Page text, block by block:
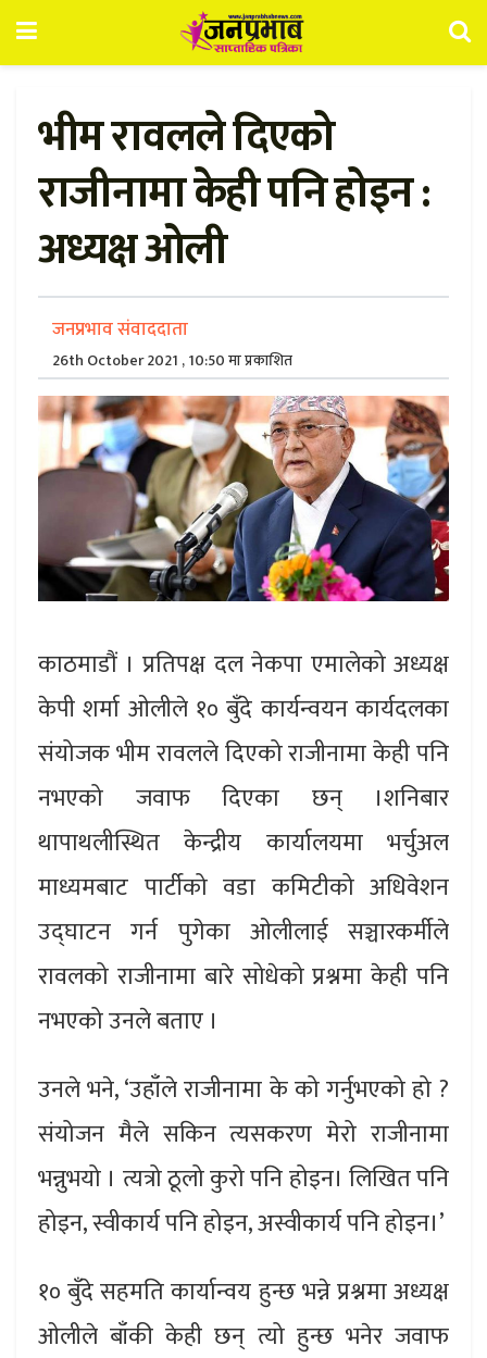
भीम रावलले दिएको
राजीनामा केही पनि होइन :
अध्यक्ष ओली
जनप्रभाव संवाददाता
26th October 2021 , 10:50 मा प्रकाशित
काठमाडौं । प्रतिपक्ष दल नेकपा एमालेको अध्यक्ष
केपी शर्मा ओलीले १० बुँदे कार्यन्वयन कार्यदलका
संयोजक भीम रावलले दिएको राजीनामा केही पनि
नभएको जवाफ दिएका छन् ।शनिबार
थापाथलीस्थित केन्द्रीय कार्यालयमा भर्चुअल
माध्यमबाट पार्टीको वडा कमिटीको अधिवेशन
उद्घाटन गर्न पुगेका ओलीलाई सञ्चारकर्मीले
रावलको राजीनामा बारे सोधेको प्रश्नमा केही पनि
नभएको उनले बताए ।
उनले भने, ‘उहाँले राजीनामा के को गर्नुभएको हो ?
संयोजन मैले सकिन त्यसकरण मेरो राजीनामा
भन्नुभयो । त्यत्रो ठूलो कुरो पनि होइन। लिखित पनि
होइन, स्वीकार्य पनि होइन, अस्वीकार्य पनि होइन।’
१० बुँदे सहमति कार्यान्वय हुन्छ भन्ने प्रश्नमा अध्यक्ष
ओलीले बाँकी केही छन् त्यो हुन्छ भनेर जवाफ